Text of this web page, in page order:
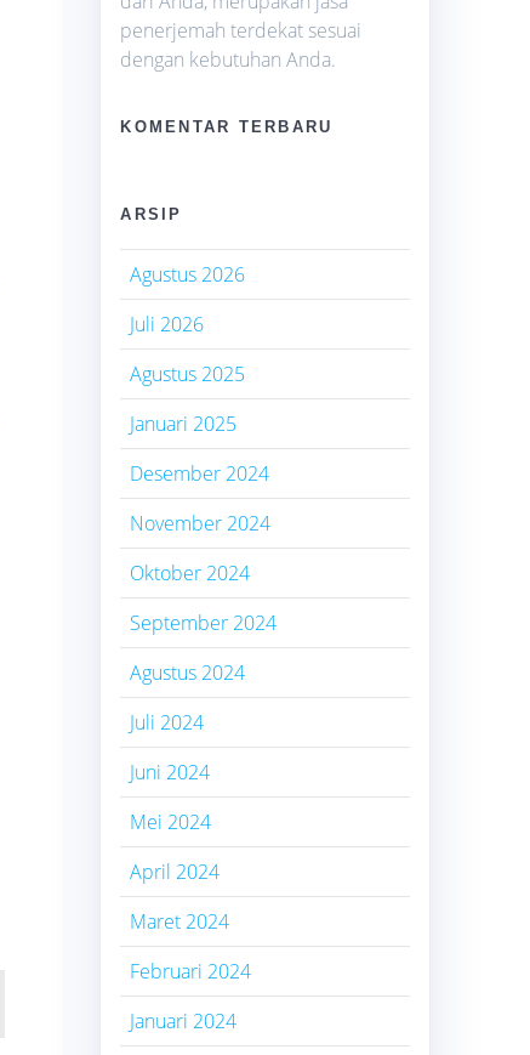
penerjemah terdekat sesuai
dengan kebutuhan Anda.
KOMENTAR TERBARU
ARSIP
Agustus 2026
Juli 2026
Agustus 2025
Januari 2025
Desember 2024
November 2024
Oktober 2024
September 2024
Agustus 2024
Juli 2024
Juni 2024
Mei 2024
April 2024
Maret 2024
Februari 2024
Januari 2024